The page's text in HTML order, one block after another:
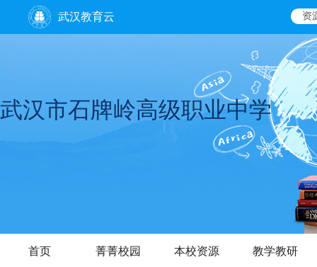
武汉教育云 资
武汉市石牌岭高级职业中学
首页 菁菁校园 本校资源 教学教研